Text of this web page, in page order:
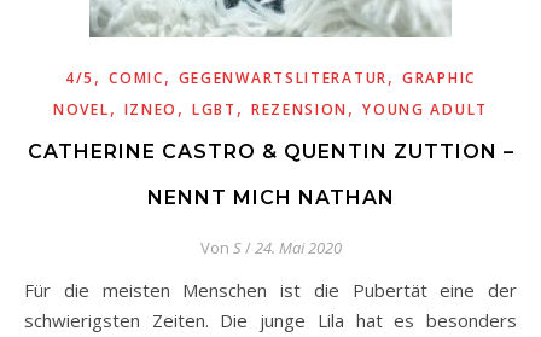
4/5 ,COMIC, GEGENWARTSLITERATUR, GRAPHIC
NOVEL, IZNEO ,LGBT , REZENSION ,YOUNG ADULT
CATHERINE CASTRO & QUENTIN ZUTTION –
NENNT MICH NATHAN
Von S/24. Mai 2020
Für die meisten Menschen ist die Pubertät eine der
schwierigsten Zeiten. Die junge Lila hat es besonders